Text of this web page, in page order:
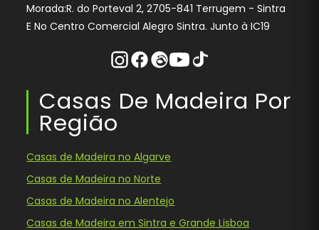
Morada:R. do Porteval 2, 2705-841 Terrugem - Sintra
E No Centro Comercial Alegro Sintra. Junto à IC19
Instagram
Facebook
ThreadsYoutube
Tiktok
Casas De Madeira Por
Região
Casas de Madeira no Algarve
Casas de Madeira no Norte
Casas de Madeira no Alentejo
Casas de Madeira em Sintra e Grande Lisboa